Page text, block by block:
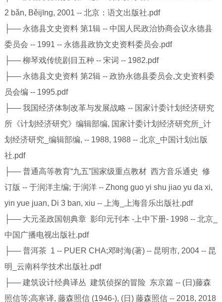
2 bǎn, Běijīng, 2001 -- 北京：语文出版社.pdf
├── 永德县文史资料 第1辑 -- 中国人民政治协商会议永德县
委员会 -- 1991 -- 永德县政协文史资料委员会.pdf
├── 柳琴戏传统剧目五种 -- 宋词 -- 1982.pdf
├── 永德县文史资料 第2辑 -- 政协永德县委员会,文史资料委
员会编 -- 1995.pdf
├── 我国经济体制改革与发展战略 -- 国家计委计划经济研究
所《计划经济研究》编辑部编, 国家计委计划经济研究所_计
划经济研究_编辑部编, -- 1988, 1988 -- 北京_中国计划出版
社.pdf
├── 普通高等教育“九五”国家级重点教材 西方音乐通史 修
订版 -- 于润洋主编; 于润洋 -- Zhong guo yi shu jiao yu da xi,
yin yue juan, Di 3 ban, xiu -- 上海_上海音乐出版社.pdf
├── 大元圣政国朝典章 影印元刊本 -上中下册- 1998 -- 北京_
中国广播电视出版社.pdf
├── 普洱茶 1 -- PUER CHA;邓时海(著) -- 昆明市, 2004 -- 昆
明_云南科学技术出版社.pdf
├── 建筑设计经典译丛 建筑侦探的冒险 东京篇 -- (日)藤森
照信等;高寒译, 藤森照信 (1946-), (日) 藤森照信 -- 2018, 2018